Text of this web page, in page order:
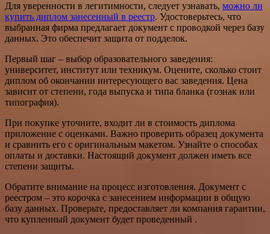
Для уверенности в легитимности, следует узнавать, можно ли
купить диплом занесенный в реестр. Удостоверьтесь, что
выбранная фирма предлагает документ с проводкой через базу
данных. Это обеспечит защита от подделок.
Первый шаг – выбор образовательного заведения:
университет, институт или техникум. Оцените, сколько стоит
диплом об окончании интересующего вас заведения. Цена
зависит от степени, года выпуска и типа бланка (гознак или
типография).
При покупке уточните, входит ли в стоимость диплома
приложение с оценками. Важно проверить образец документа
и сравнить его с оригинальным макетом. Узнайте о способах
оплаты и доставки. Настоящий документ должен иметь все
степени защиты.
Обратите внимание на процесс изготовления. Документ с
реестром – это корочка с занесением информации в общую
базу данных. Проверьте, предоставляет ли компания гарантии,
что купленный документ будет проведенный .